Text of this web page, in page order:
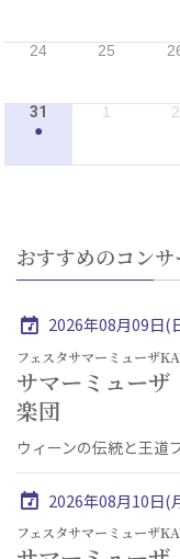
24 25
31 1 2
●
おすすめのコンサ
2026年08月09日(
フェスタサマーミューザ
サマーミュー
楽団
ウィーンの伝統と王道
2026年08月10日(
フェスタサマーミューザ